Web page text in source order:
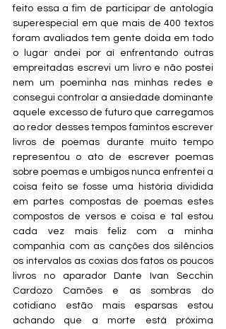
feito essa a fim de participar de antologia
superespecial em que mais de 400 textos
foram avaliados tem gente doida em todo
o lugar andei por aí enfrentando outras
empreitadas escrevi um livro e não postei
nem um poeminha nas minhas redes e
consegui controlar a ansiedade dominante
aquele excesso de futuro que carregamos
ao redor desses tempos famintos escrever
livros de poemas durante muito tempo
representou o ato de escrever poemas
sobre poemas e umbigos nunca enfrentei a
coisa feito se fosse uma história dividida
em partes compostas de poemas estes
compostos de versos e coisa e tal estou
cada vez mais feliz com a minha
companhia com as canções dos silêncios
os intervalos as coxias dos fatos os poucos
livros no aparador Dante Ivan Secchin
Cardozo Camões e as sombras do
cotidiano estão mais esparsas estou
achando que a morte está próxima